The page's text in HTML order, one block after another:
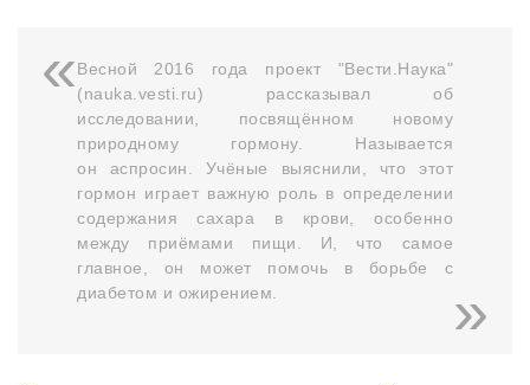
Весной 2016 года проект "Вести.Наука"
(nauka.vesti.ru) рассказывал об
исследовании, посвящённом новому
природному гормону. Называется
он аспросин. Учёные выяснили, что этот
гормон играет важную роль в определении
содержания сахара в крови, особенно
между приёмами пищи. И, что самое
главное, он может помочь в борьбе с
диабетом и ожирением.